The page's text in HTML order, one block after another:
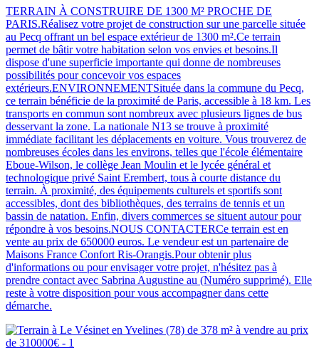
TERRAIN À CONSTRUIRE DE 1300 M² PROCHE DE
PARIS.Réalisez votre projet de construction sur une parcelle située
au Pecq offrant un bel espace extérieur de 1300 m².Ce terrain
permet de bâtir votre habitation selon vos envies et besoins.Il
dispose d'une superficie importante qui donne de nombreuses
possibilités pour concevoir vos espaces
extérieurs.ENVIRONNEMENTSituée dans la commune du Pecq,
ce terrain bénéficie de la proximité de Paris, accessible à 18 km. Les
transports en commun sont nombreux avec plusieurs lignes de bus
desservant la zone. La nationale N13 se trouve à proximité
immédiate facilitant les déplacements en voiture. Vous trouverez de
nombreuses écoles dans les environs, telles que l'école élémentaire
Eboue-Wilson, le collège Jean Moulin et le lycée général et
technologique privé Saint Erembert, tous à courte distance du
terrain. À proximité, des équipements culturels et sportifs sont
accessibles, dont des bibliothèques, des terrains de tennis et un
bassin de natation. Enfin, divers commerces se situent autour pour
répondre à vos besoins.NOUS CONTACTERCe terrain est en
vente au prix de 650000 euros. Le vendeur est un partenaire de
Maisons France Confort Ris-Orangis.Pour obtenir plus
d'informations ou pour envisager votre projet, n'hésitez pas à
prendre contact avec Sabrina Augustine au (Numéro supprimé). Elle
reste à votre disposition pour vous accompagner dans cette
démarche.